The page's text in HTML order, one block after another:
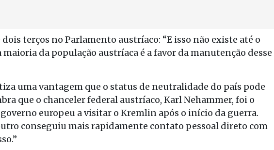
terços no Parlamento austríaco: “E isso não existe até o
da população austríaca é a favor da manutenção desse
uma vantagem que o status de neutralidade do país pode
que o chanceler federal austríaco, Karl Nehammer, foi o
europeu a visitar o Kremlin após o início da guerra.
conseguiu mais rapidamente contato pessoal direto com